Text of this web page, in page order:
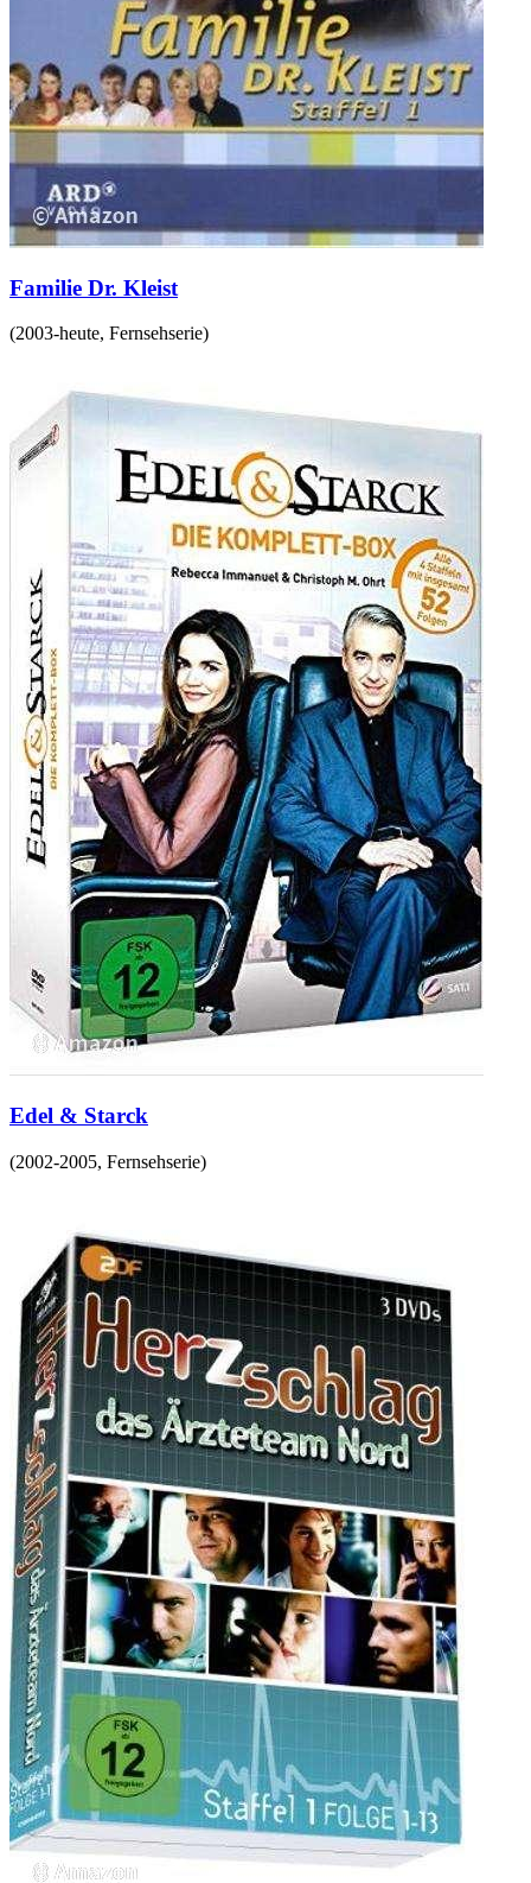
Familie Dr. Kleist
(2003-heute, Fernsehserie)
Edel & Starck
(2002-2005, Fernsehserie)